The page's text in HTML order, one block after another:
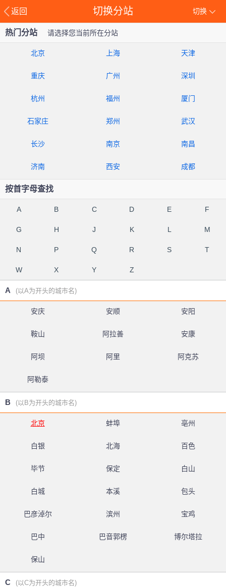
返回 切换
切换分站
热门分站 请选择您当前所在分站
北京 上海 天津
重庆 广州 深圳
杭州 福州 厦门
石家庄 郑州 武汉
长沙 南京 南昌
济南 西安 成都
按首字母查找
A B C D E F
G H J K L M
N P Q R S T
W X Y Z
A (以A为开头的城市名)
安庆 安顺 安阳
鞍山 阿拉善 安康
阿坝 阿里 阿克苏
阿勒泰
B (以B为开头的城市名)
北京 蚌埠 亳州
白银 北海 百色
毕节 保定 白山
白城 本溪 包头
巴彦淖尔 滨州 宝鸡
巴中 巴音郭楞 博尔塔拉
保山
C (以C为开头的城市名)